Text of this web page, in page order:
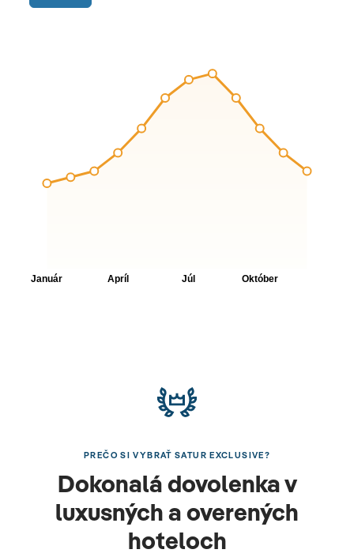
PREČO SI VYBRAŤ SATUR EXCLUSIVE?
Dokonalá dovolenka v
luxusných a overených
hoteloch